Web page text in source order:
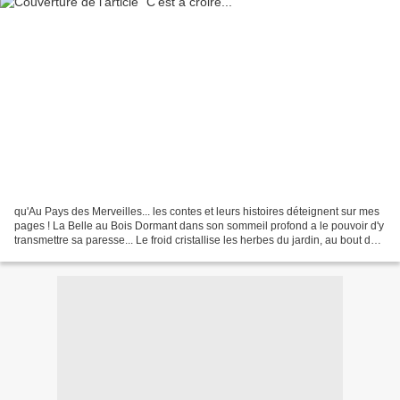
qu'Au Pays des Merveilles... les contes et leurs histoires déteignent sur mes
pages ! La Belle au Bois Dormant dans son sommeil profond a le pouvoir d'y
transmettre sa paresse... Le froid cristallise les herbes du jardin, au bout de